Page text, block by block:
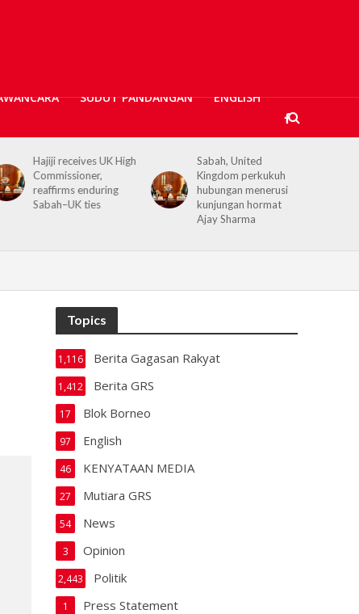
SUDUT PANDANGAN ENGLISH
Sabah, United
Kingdom perkukuh
hubungan menerusi
kunjungan hormat
Kerajaan Negeri
prihatin, 362 mangsa
banjir Tawau terima
bantuan kewangan
Topics
Berita Gagasan Rakyat
1,116
Berita GRS
1,412
Blok Borneo
17
English
97
KENYATAAN MEDIA
46
Mutiara GRS
27
News
54
Opinion
3
Politik
2,443
Press Statement
1